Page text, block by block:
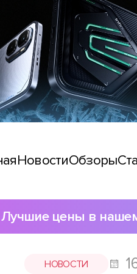
НовостиОбзоры
Лучшие цены в
НОВОСТИ